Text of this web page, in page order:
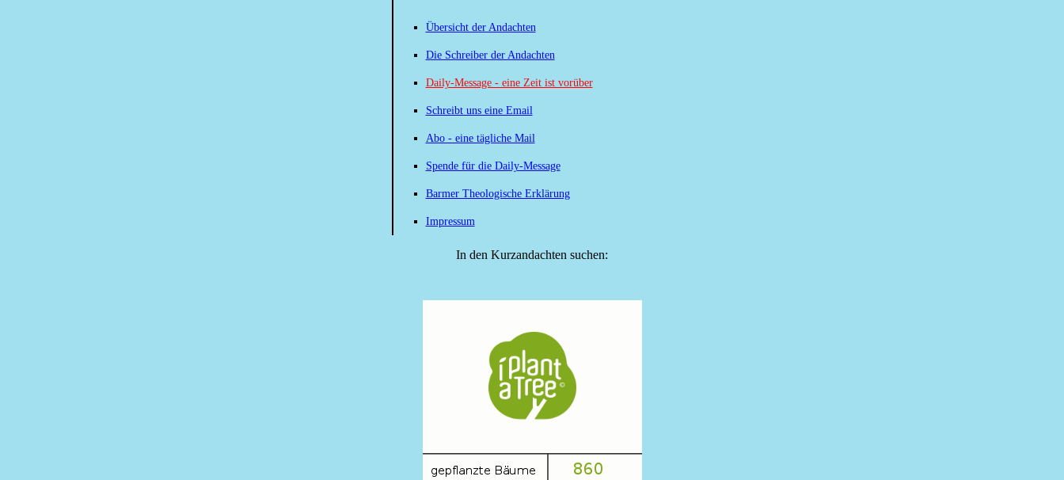
Übersicht der Andachten
Die Schreiber der Andachten
Daily-Message - eine Zeit ist vorüber
Schreibt uns eine Email
Abo - eine tägliche Mail
Spende für die Daily-Message
Barmer Theologische Erklärung
Impressum
In den Kurzandachten suchen: